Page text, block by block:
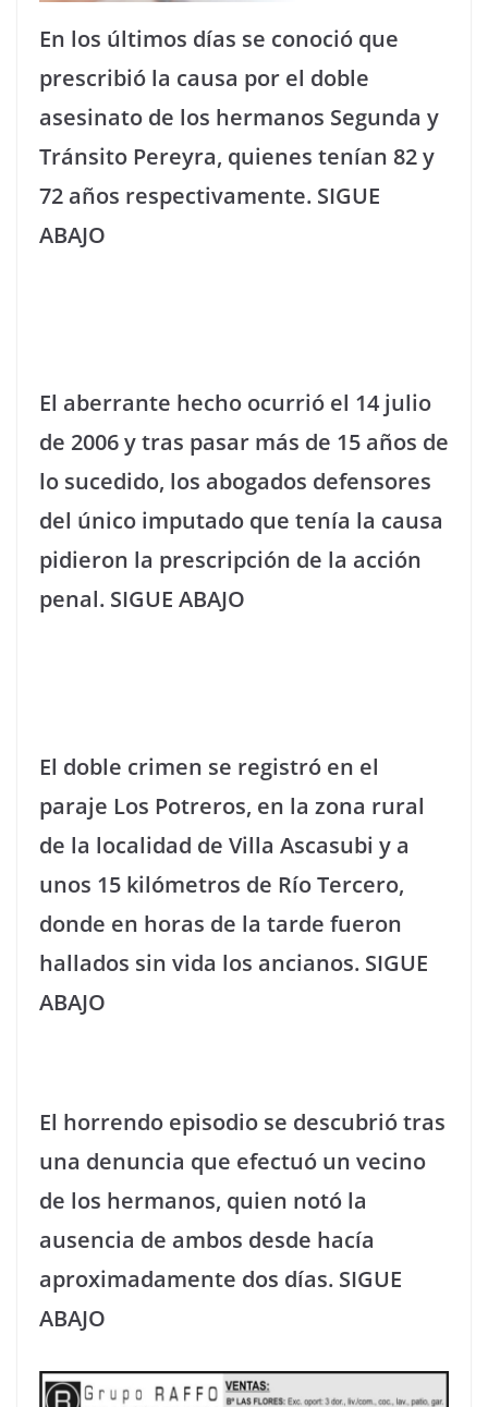
En los últimos días se conoció que
prescribió la causa por el doble
asesinato de los hermanos Segunda y
Tránsito Pereyra, quienes tenían 82 y
72 años respectivamente. SIGUE
ABAJO
El aberrante hecho ocurrió el 14 julio
de 2006 y tras pasar más de 15 años de
lo sucedido, los abogados defensores
del único imputado que tenía la causa
pidieron la prescripción de la acción
penal. SIGUE ABAJO
El doble crimen se registró en el
paraje Los Potreros, en la zona rural
de la localidad de Villa Ascasubi y a
unos 15 kilómetros de Río Tercero,
donde en horas de la tarde fueron
hallados sin vida los ancianos. SIGUE
ABAJO
El horrendo episodio se descubrió tras
una denuncia que efectuó un vecino
de los hermanos, quien notó la
ausencia de ambos desde hacía
aproximadamente dos días. SIGUE
ABAJO